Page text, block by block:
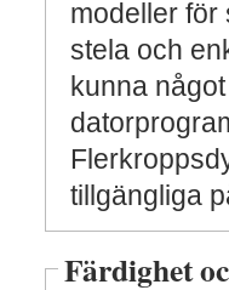
modeller för
stela och
kunna
tillgängliga
Färdighet